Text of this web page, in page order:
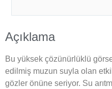
Açıklama
Bu yüksek çözünürlüklü
edilmiş muzun suyla olan
gözler önüne seriyor. Su